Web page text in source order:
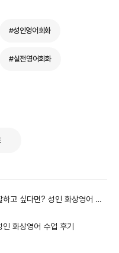
#성인영어회화
#실전영어회화
고 싶다면? 성인 화상영어 후
화상영어 수업 후기